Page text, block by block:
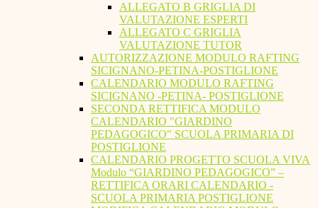
ALLEGATO B GRIGLIA DI
VALUTAZIONE ESPERTI
ALLEGATO C GRIGLIA
VALUTAZIONE TUTOR
AUTORIZZAZIONE MODULO RAFTING
SICIGNANO-PETINA-POSTIGLIONE
CALENDARIO MODULO RAFTING
SICIGNANO -PETINA- POSTIGLIONE
SECONDA RETTIFICA MODULO
CALENDARIO "GIARDINO
PEDAGOGICO" SCUOLA PRIMARIA DI
POSTIGLIONE
CALENDARIO PROGETTO SCUOLA VIVA
Modulo “GIARDINO PEDAGOGICO” –
RETTIFICA ORARI CALENDARIO -
SCUOLA PRIMARIA POSTIGLIONE